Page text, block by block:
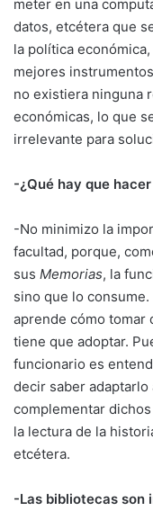
meter en una
datos, etcétera que
la política
mejores
no existiera ninguna
económicas, lo que
irrelevante para
-¿Qué hay que
-No minimizo la
facultad, porque,
sus Memorias, la
sino que lo
aprende cómo tomar
tiene que adoptar.
funcionario es
decir saber
complementar
la lectura de la
etcétera.
-Las bibliotecas son